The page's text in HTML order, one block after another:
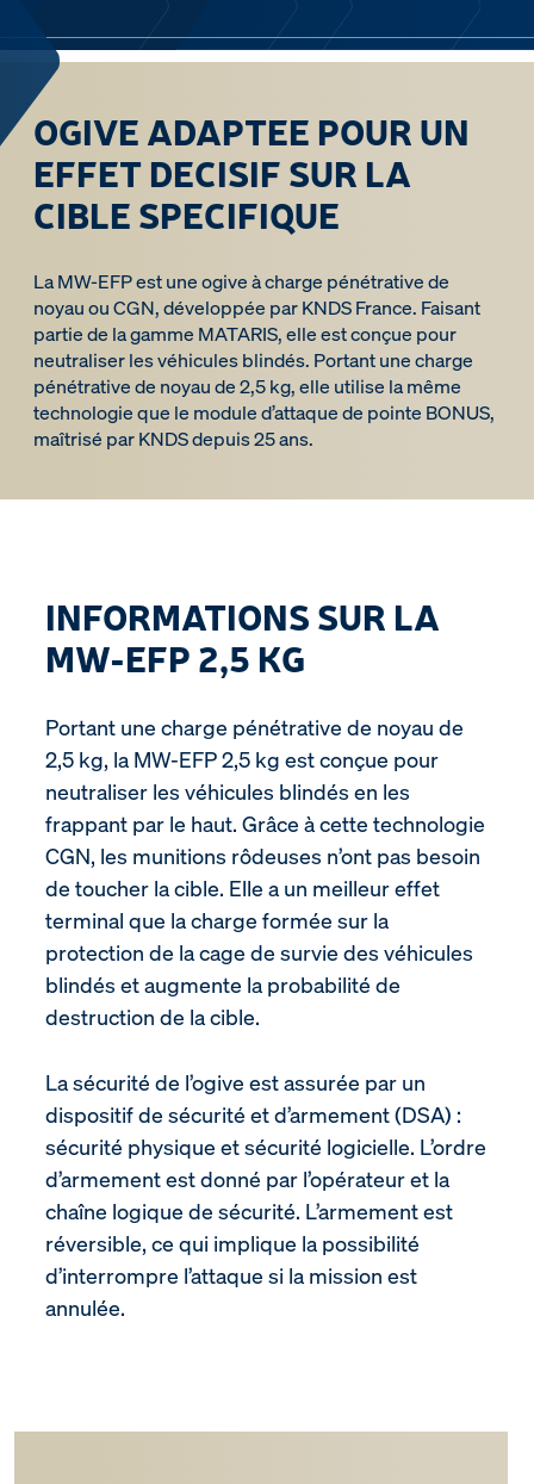
OGIVE ADAPTEE POUR UN
EFFET DECISIF SUR LA
CIBLE SPECIFIQUE
La MW-EFP est une ogive à charge pénétrative de
noyau ou CGN, développée par KNDS France. Faisant
partie de la gamme MATARIS, elle est conçue pour
neutraliser les véhicules blindés. Portant une charge
pénétrative de noyau de 2,5 kg, elle utilise la même
technologie que le module d’attaque de pointe BONUS,
maîtrisé par KNDS depuis 25 ans.
INFORMATIONS SUR LA
MW-EFP 2,5 KG
Portant une charge pénétrative de noyau de
2,5 kg, la MW-EFP 2,5 kg est conçue pour
neutraliser les véhicules blindés en les
frappant par le haut. Grâce à cette technologie
CGN, les munitions rôdeuses n’ont pas besoin
de toucher la cible. Elle a un meilleur effet
terminal que la charge formée sur la
protection de la cage de survie des véhicules
blindés et augmente la probabilité de
destruction de la cible.
La sécurité de l’ogive est assurée par un
dispositif de sécurité et d’armement (DSA) :
sécurité physique et sécurité logicielle. L’ordre
d’armement est donné par l’opérateur et la
chaîne logique de sécurité. L’armement est
réversible, ce qui implique la possibilité
d’interrompre l’attaque si la mission est
annulée.